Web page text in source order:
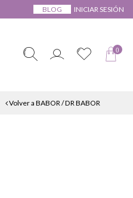
BLOG INICIAR SESIÓN
0
Volver a BABOR / DR BABOR